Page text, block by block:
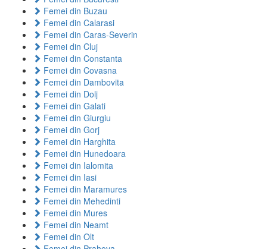
Femei din Buzau
Femei din Calarasi
Femei din Caras-Severin
Femei din Cluj
Femei din Constanta
Femei din Covasna
Femei din Dambovita
Femei din Dolj
Femei din Galati
Femei din Giurgiu
Femei din Gorj
Femei din Harghita
Femei din Hunedoara
Femei din Ialomita
Femei din Iasi
Femei din Maramures
Femei din Mehedinti
Femei din Mures
Femei din Neamt
Femei din Olt